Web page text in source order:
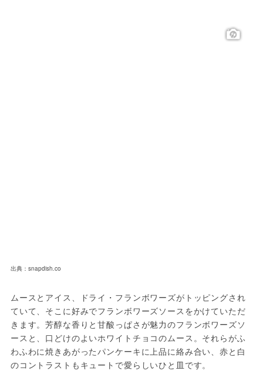
出典：snapdish.co
ムースとアイス、ドライ・フランボワーズがトッピングされ
ていて、そこに好みでフランボワーズソースをかけていただ
きます。芳醇な香りと甘酸っぱさが魅力のフランボワーズソ
ースと、口どけのよいホワイトチョコのムース。それらがふ
わふわに焼きあがったパンケーキに上品に絡み合い、赤と白
のコントラストもキュートで愛らしいひと皿です。